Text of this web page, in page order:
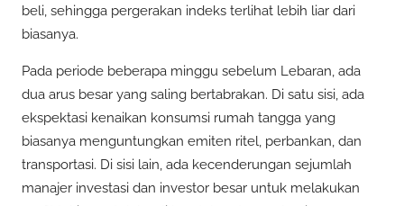
beli, sehingga pergerakan indeks terlihat lebih liar dari
biasanya.
Pada periode beberapa minggu sebelum Lebaran, ada
dua arus besar yang saling bertabrakan. Di satu sisi, ada
ekspektasi kenaikan konsumsi rumah tangga yang
biasanya menguntungkan emiten ritel, perbankan, dan
transportasi. Di sisi lain, ada kecenderungan sejumlah
manajer investasi dan investor besar untuk melakukan